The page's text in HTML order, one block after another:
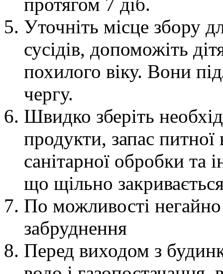
протягом 7 діб.
Уточніть місце збору
сусідів, допоможіть
похилого віку. Вони
чергу.
Швидко зберіть
продукти, запас
санітарної обробки та
що щільно
По можливості негайно
забруднення
Перед виходом з